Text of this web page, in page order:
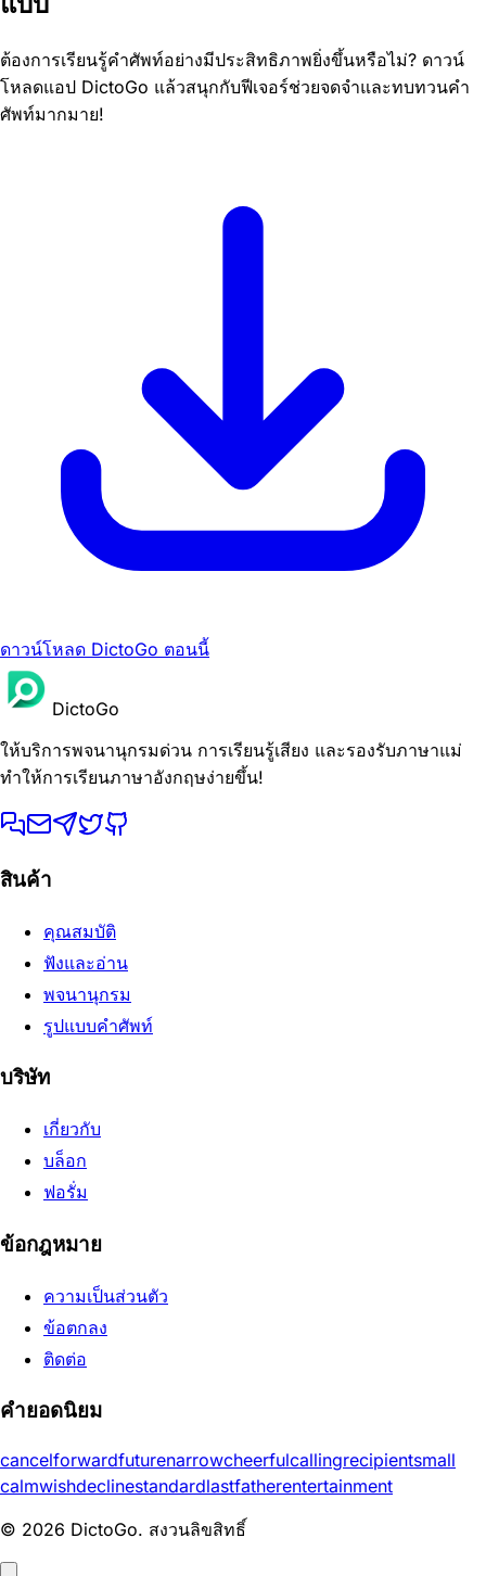
ต้องการเรียนรู้คำศัพท์อย่างมีประสิทธิภาพยิ่งขึ้นหรือไม่? ดาวน์
โหลดแอป DictoGo แล้วสนุกกับฟีเจอร์ช่วยจดจำและทบทวนคำ
ศัพท์มากมาย!
ดาวน์โหลด DictoGo ตอนนี้
DictoGo
ให้บริการพจนานุกรมด่วน การเรียนรู้เสียง และรองรับภาษาแม่
ทำให้การเรียนภาษาอังกฤษง่ายขึ้น!
สินค้า
คุณสมบัติ
ฟังและอ่าน
พจนานุกรม
รูปแบบคำศัพท์
บริษัท
เกี่ยวกับ
บล็อก
ฟอรั่ม
ข้อกฎหมาย
ความเป็นส่วนตัว
ข้อตกลง
ติดต่อ
คำยอดนิยม
cancelforwardfuturenarrowcheerfulcallingrecipientsmall
calmwishdeclinestandardlastfatherentertainment
© 2026 DictoGo. สงวนลิขสิทธิ์